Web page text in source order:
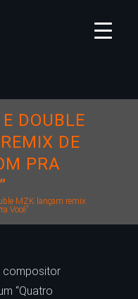
DOUBLE
DE
PRA
MZK lançam remix
Você”
compositor
“Quatro